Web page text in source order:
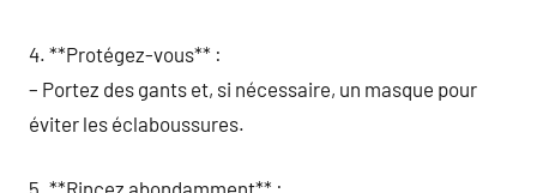
4. **Protégez-vous** :
– Portez des gants et, si nécessaire, un masque pour
éviter les éclaboussures.
5. **Rincez abondamment** :